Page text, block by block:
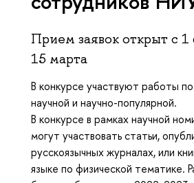
Прием заявок открыт с 1
15 марта
В конкурсе участвуют работы
научной и научно-популярной.
В конкурсе в рамках научной
могут участвовать статьи,
русскоязычных журналах, или
языке по физической тематике.